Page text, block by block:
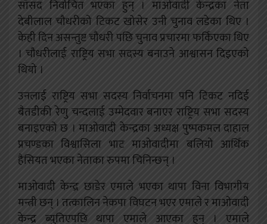
साँसद निर्वाचित भएका हुन् । माओवादी केन्द्रका नेता
देबीलाल चौधरीको टिकट खोसेर उनी चुनाव लडेका थिए ।
केही दिन असन्तुष्ट चौधरी पछि चुनाव प्रचारमा फर्किएका थिए
। चौधरीलाई राष्ट्रिय सभा सदस्य बनाउने आश्वासन दिइएको
थियो ।
उनलाई राष्ट्रिय सभा सदस्य निर्वाचनमा पनि टिकट नदिई
बैतडीकी रेणु चन्दलाई उम्मेदवार बनाएर राष्ट्रिय सभा सदस्य
बनाइएको छ । माओवादी केन्द्रका अध्यक्ष पुष्पकमल दाहाल
प्रचण्डका विश्वासिला भाट माओवादीमा बलियो आर्थिक
हैसियत भएका नेताका रुपमा चिनिन्छन् ।
माओवादी केन्द्र छाडेर एमाले भएका थापा विना विभागीय
मन्त्री छन् । तत्कालिन नेकपा विघटन भएर एमाले र माओवादी
केन्द्र ब्युतिएपछि थापा एमाले आएका हुन् । एमाले